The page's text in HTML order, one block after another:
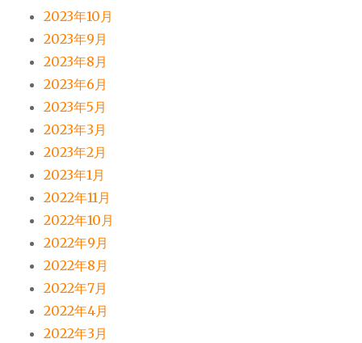
2023年10月
2023年9月
2023年8月
2023年6月
2023年5月
2023年3月
2023年2月
2023年1月
2022年11月
2022年10月
2022年9月
2022年8月
2022年7月
2022年4月
2022年3月